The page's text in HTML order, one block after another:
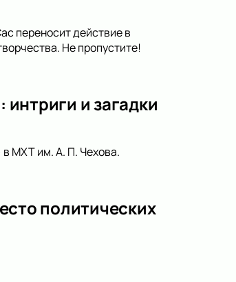
переносит действие в
Не пропустите!
и загадки
в МХТ им. А. П. Чехова.
политических